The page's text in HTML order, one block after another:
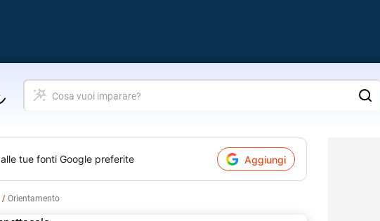
Cosa
vuoi
alle tue fonti Google preferite Aggiungi
Orientamento